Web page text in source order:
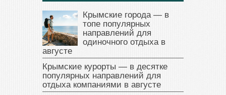
Крымские города — в
топе популярных
направлений для
одиночного отдыха в
августе
Крымские курорты — в десятке
популярных направлений для
отдыха компаниями в августе